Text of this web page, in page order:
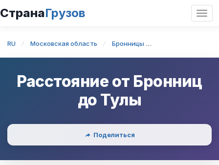
СтранаГрузов
RU Московская область Бронницы
Расстояние от Бронниц
до Тулы
Поделиться